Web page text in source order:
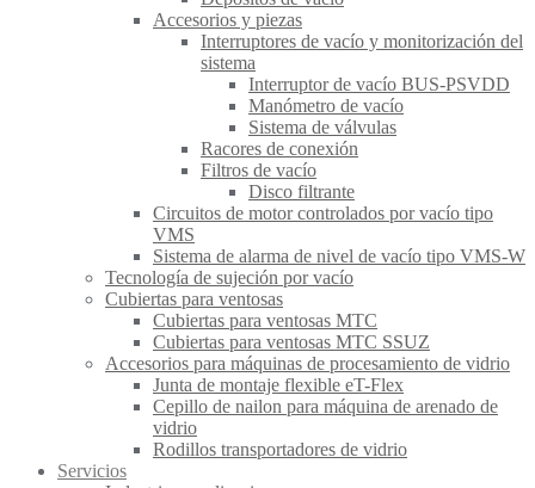
Accesorios y piezas
Interruptores de vacío y monitorización del
sistema
Interruptor de vacío BUS-PSVDD
Manómetro de vacío
Sistema de válvulas
Racores de conexión
Filtros de vacío
Disco filtrante
Circuitos de motor controlados por vacío tipo
VMS
Sistema de alarma de nivel de vacío tipo VMS-W
Tecnología de sujeción por vacío
Cubiertas para ventosas
Cubiertas para ventosas MTC
Cubiertas para ventosas MTC SSUZ
Accesorios para máquinas de procesamiento de vidrio
Junta de montaje flexible eT-Flex
Cepillo de nailon para máquina de arenado de
vidrio
Rodillos transportadores de vidrio
Servicios